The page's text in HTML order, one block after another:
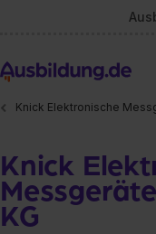
Knick Elektronische
Knick
KG